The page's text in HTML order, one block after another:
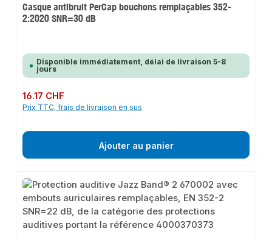
Casque antibruit PerCap bouchons remplaçables 352-
2:2020 SNR=30 dB
Disponible immédiatement, délai de livraison 5-8
jours
Prix régulier :
16.17 CHF
Prix TTC, frais de livraison en sus
Ajouter au panier